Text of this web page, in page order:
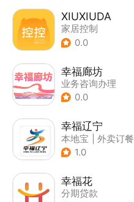
XIUXIUDA
家居控制
0.0
幸福廊坊
业务咨询办理
0.0
幸福辽宁
本地宝
外卖订餐
1.0
幸福花
分期贷款